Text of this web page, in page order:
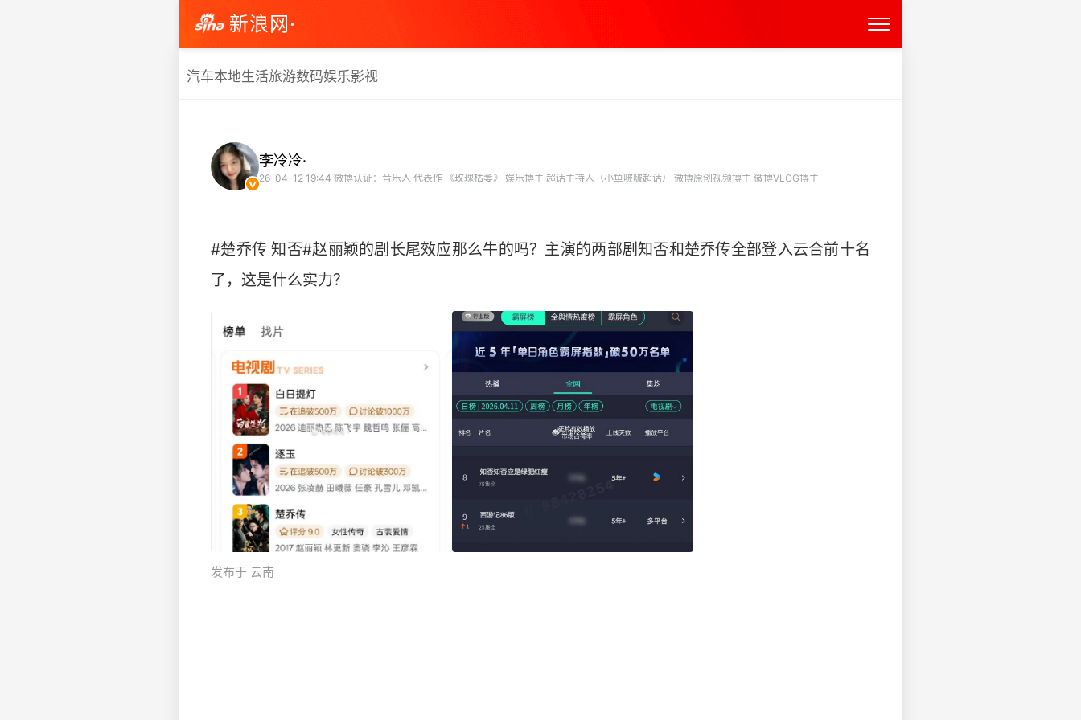
新浪网·
汽车本地生活旅游数码娱乐影视
李冷冷·
26-04-12 19:44 微博认证：音乐人 代表作 《玫瑰枯萎》 娱乐博主 超话主持人（小鱼啵啵超话） 微博原创视频博主 微博VLOG博主
#楚乔传 知否#赵丽颖的剧长尾效应那么牛的吗？主演的两部剧知否和楚乔传全部登入云合前十名
了，这是什么实力？ ​
发布于 云南